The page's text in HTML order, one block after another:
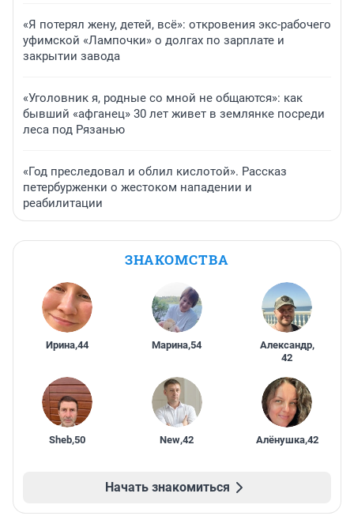
«Я потерял жену, детей, всё»: откровения экс-рабочего
уфимской «Лампочки» о долгах по зарплате и
закрытии завода
«Уголовник я, родные со мной не общаются»: как
бывший «афганец» 30 лет живет в землянке посреди
леса под Рязанью
«Год преследовал и облил кислотой». Рассказ
петербурженки о жестоком нападении и
реабилитации
ЗНАКОМСТВА
Ирина,44 Марина,54 Александр,
42
Sheb,50 New,42 Алёнушка,42
Начать знакомиться